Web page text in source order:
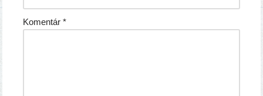
Komentár*